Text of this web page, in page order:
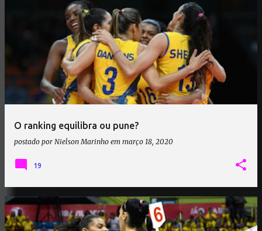
O ranking equilibra ou pune?
postado por Nielson Marinho em março 18, 2020
19